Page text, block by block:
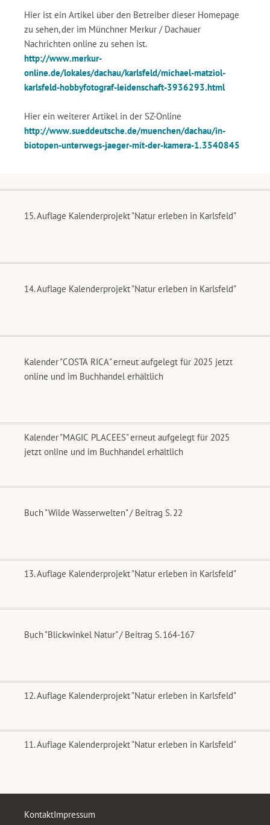
Hier ist ein Artikel über den Betreiber dieser Homepage
zu sehen, der im Münchner Merkur / Dachauer
Nachrichten online zu sehen ist.
http://www.merkur-
online.de/lokales/dachau/karlsfeld/michael-matziol-
karlsfeld-hobbyfotograf-leidenschaft-3936293.html
Hier ein weiterer Artikel in der SZ-Online
http://www.sueddeutsche.de/muenchen/dachau/in-
biotopen-unterwegs-jaeger-mit-der-kamera-1.3540845
15. Auflage Kalenderprojekt "Natur erleben in Karlsfeld"
14. Auflage Kalenderprojekt "Natur erleben in Karlsfeld"
Kalender "COSTA RICA" erneut aufgelegt für 2025 jetzt
online und im Buchhandel erhältlich
Kalender "MAGIC PLACEES" erneut aufgelegt für 2025
jetzt online und im Buchhandel erhältlich
Buch "Wilde Wasserwelten" / Beitrag S. 22
13. Auflage Kalenderprojekt "Natur erleben in Karlsfeld"
Buch "Blickwinkel Natur" / Beitrag S. 164-167
12. Auflage Kalenderprojekt "Natur erleben in Karlsfeld"
11. Auflage Kalenderprojekt "Natur erleben in Karlsfeld"
KontaktImpressum